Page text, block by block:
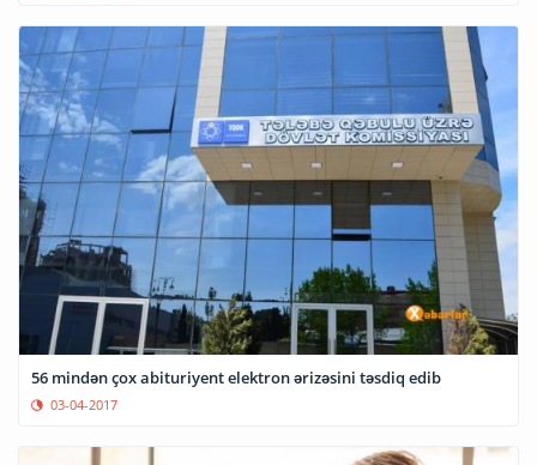
56 mindən çox abituriyent elektron ərizəsini təsdiq edib
03-04-2017